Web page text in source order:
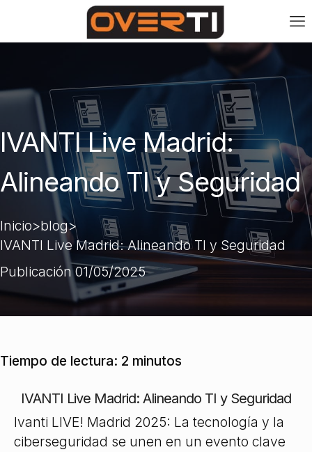
IVANTI Live Madrid:
Alineando TI y Seguridad
Inicio>blog>
IVANTI Live Madrid: Alineando TI y Seguridad
Publicación 01/05/2025
Tiempo de lectura: 2 minutos
IVANTI Live Madrid: Alineando TI y Seguridad
Ivanti LIVE! Madrid 2025: La tecnología y la
ciberseguridad se unen en un evento clave